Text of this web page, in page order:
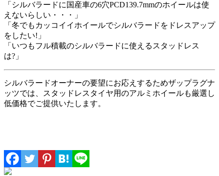
「シルバラードに国産車の6穴PCD139.7mmのホイールは使
えないらしい・・・」
「冬でもカッコイイホイールでシルバラードをドレスアップ
をしたい!」
「いつもフル積載のシルバラードに使えるスタッドレス
は?」
シルバラードオーナーの要望にお応えするためザップラグナ
ッツでは、スタッドレスタイヤ用のアルミホイールも厳選し
低価格でご提供いたします。